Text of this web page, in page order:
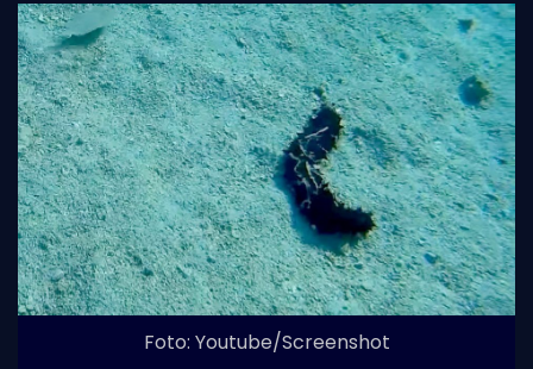
Foto: Youtube/Screenshot